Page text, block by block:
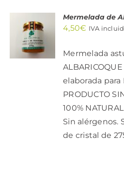
AL
CARRITO
/
DETALLES
Mermelada de
4,50€ IVA
Mermelada
elaborada para
PRODUCTO
100%
Sin alérgenos.
de cristal de